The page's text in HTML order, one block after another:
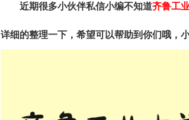
近期很多小伙伴私信小编不知道齐鲁工
详细的整理一下，希望可以帮助到你们哦，